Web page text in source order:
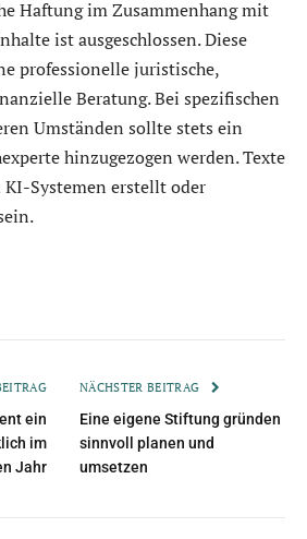
Haftung im Zusammenhang mit
ist ausgeschlossen. Diese
professionelle juristische,
Beratung. Bei spezifischen
Umständen sollte stets ein
hinzugezogen werden. Texte
Systemen erstellt oder
ein
im
Jahr
NÄCHSTER BEITRAG
Eine eigene Stiftung gründen
sinnvoll planen und
umsetzen